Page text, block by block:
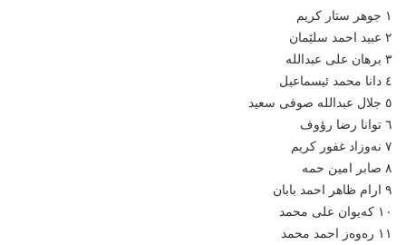
١ جوهر ستار کریم
٢ عبید احمد سلێمان
٣ برهان علی عبداللە
٤ دانا محمد ئیسماعیل
٥ جلال عبداللە صوفی سعید
٦ توانا رضا رؤوف
٧ نەوزاد غفور کریم
٨ صابر امین حمە
٩ ارام ظاهر احمد بابان
١٠ کەیوان علی محمد
١١ رەوەز احمد محمد